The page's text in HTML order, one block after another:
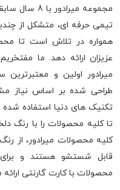
مجموعه
تیمی حرفه ای، متشکل از
همواره در تلاش است تا
عزیزان ارائه دهد. ما
میرادور اولین و
طراحی شده بر اساس نیاز
تکنیک های دنیا استفاده
تا کلیه محصولات را با رنگ
کلیه محصولات میرادور، از
قابل شستشو هستند و
محصولات با کارت گارنتی